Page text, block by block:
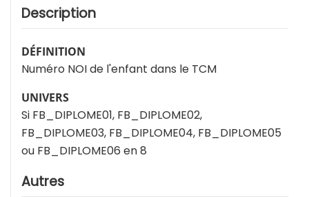
Description
DÉFINITION
Numéro NOI de l'enfant dans le TCM
UNIVERS
Si FB_DIPLOME01, FB_DIPLOME02,
FB_DIPLOME03, FB_DIPLOME04, FB_DIPLOME05
ou FB_DIPLOME06 en 8
Autres